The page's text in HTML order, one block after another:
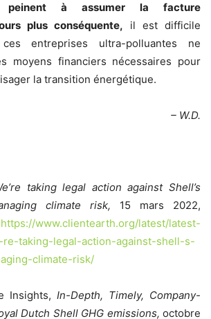
peinent à assumer la facture
plus conséquente, il est difficile
entreprises ultra-polluantes ne
moyens financiers nécessaires pour
la transition énergétique.
– W.D.
taking legal action against Shell’s
climate risk, 15 mars 2022,
https://www.clientearth.org/latest/latest-
re-taking-legal-action-against-shell-s-
climate-risk/
Insights, In-Depth, Timely, Company-
Dutch Shell GHG emissions, octobre